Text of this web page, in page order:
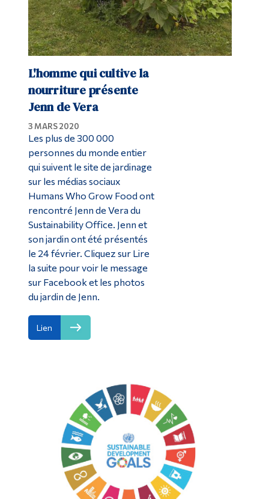
L'homme qui cultive la
nourriture présente
Jenn de Vera
3 MARS 2020
Les plus de 300 000
personnes du monde entier
qui suivent le site de jardinage
sur les médias sociaux
Humans Who Grow Food ont
rencontré Jenn de Vera du
Sustainability Office. Jenn et
son jardin ont été présentés
le 24 février. Cliquez sur Lire
la suite pour voir le message
sur Facebook et les photos
du jardin de Jenn.
Lien